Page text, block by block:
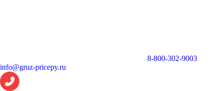
8-800-302-9003
info@gruz-pricepy.ru